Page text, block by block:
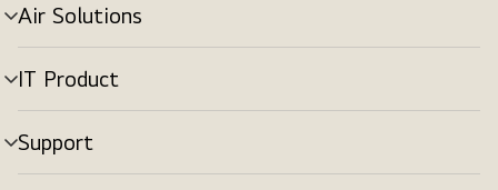
Air Solutions
tombol
menu
IT Product
tombol
menu
Support
tombol
menu